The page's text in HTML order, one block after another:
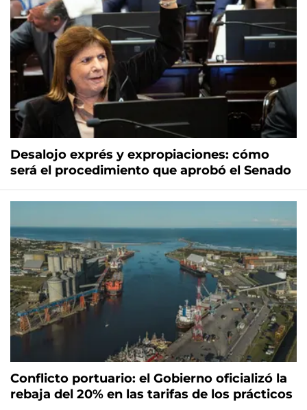
Desalojo exprés y expropiaciones: cómo
será el procedimiento que aprobó el Senado
Conflicto portuario: el Gobierno oficializó la
rebaja del 20% en las tarifas de los prácticos